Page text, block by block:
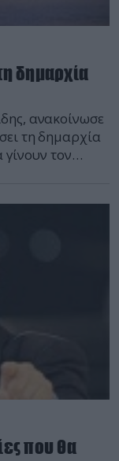
δημαρχία
ανακοίνωσε
τη δημαρχία
τον
οικονομικά
και το
Κλίντον. Τα
που θα